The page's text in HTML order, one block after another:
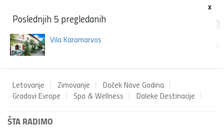
x
Poslednjih 5 pregledanih
Vila Karamarvos
Letovanje Zimovanje
Doček Nove Godina
Gradovi Evrope
Spa & Wellness Daleke Destinacije
ŠTA RADIMO